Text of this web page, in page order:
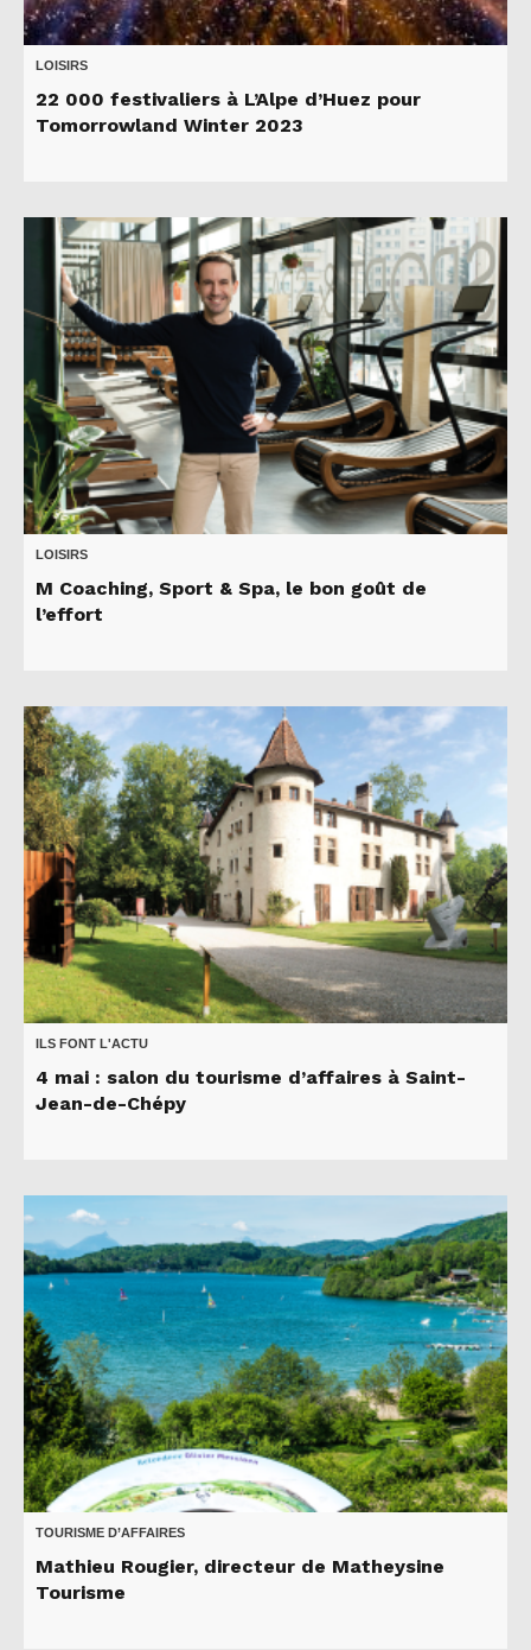
LOISIRS
22 000 festivaliers à L’Alpe d’Huez pour
Tomorrowland Winter 2023
LOISIRS
M Coaching, Sport & Spa, le bon goût de
l’effort
ILS FONT L'ACTU
4 mai : salon du tourisme d’affaires à Saint-
Jean-de-Chépy
TOURISME D’AFFAIRES
Mathieu Rougier, directeur de Matheysine
Tourisme